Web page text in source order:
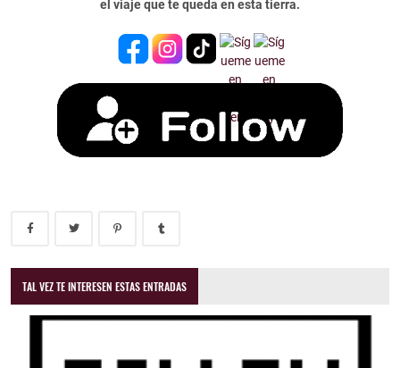
el viaje que te queda en esta tierra.
TAL VEZ TE INTERESEN ESTAS ENTRADAS